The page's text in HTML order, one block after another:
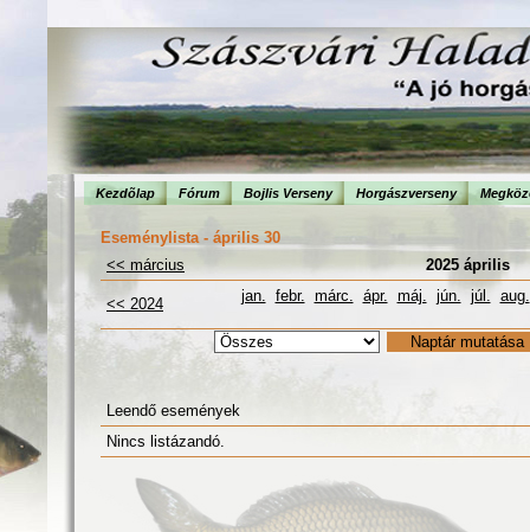
Kezdõlap Fórum Bojlis Verseny Horgászverseny
Eseménylista - április 30
<< március
2025 április
<< 2024 jan. febr. márc. ápr. máj. jún. júl. aug.
Leendő események
Nincs listázandó.